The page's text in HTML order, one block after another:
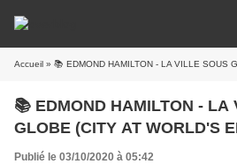
Accueil » 📚 EDMOND HAMILTON - LA VILLE SOUS
📚 EDMOND HAMILTON - LA
GLOBE (CITY AT WORLD'S
Publié le 03/10/2020 à 05:42